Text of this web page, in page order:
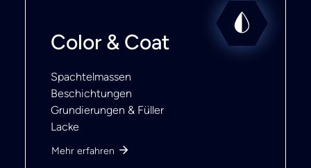
Color & Coat
Spachtelmassen
Beschichtungen
Grundierungen & Füller
Lacke
Mehr erfahren